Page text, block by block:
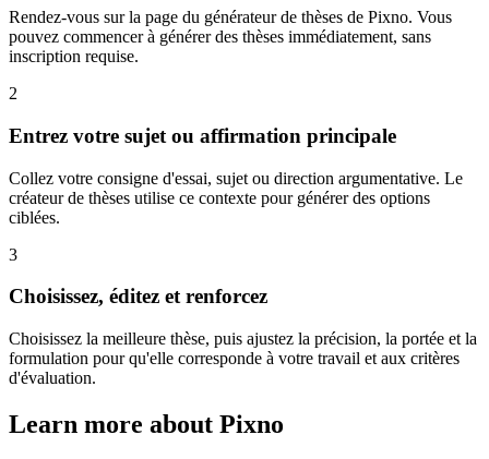
Rendez-vous sur la page du générateur de thèses de Pixno. Vous
pouvez commencer à générer des thèses immédiatement, sans
inscription requise.
2
Entrez votre sujet ou affirmation principale
Collez votre consigne d'essai, sujet ou direction argumentative. Le
créateur de thèses utilise ce contexte pour générer des options
ciblées.
3
Choisissez, éditez et renforcez
Choisissez la meilleure thèse, puis ajustez la précision, la portée et la
formulation pour qu'elle corresponde à votre travail et aux critères
d'évaluation.
Learn more about Pixno